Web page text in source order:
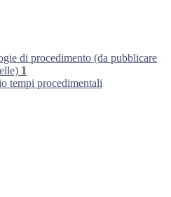
di procedimento (da pubblicare
1
tempi procedimentali